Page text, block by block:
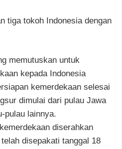
tiga tokoh Indonesia dengan
memutuskan untuk
kepada Indonesia
kemerdekaan selesai
dimulai dari pulau Jawa
pulau lainnya.
diserahkan
disepakati tanggal 18